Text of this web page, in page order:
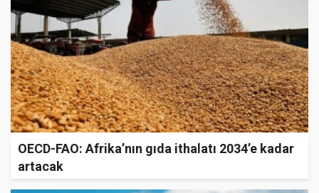
OECD-FAO: Afrika’nın gıda ithalatı 2034’e kadar
artacak